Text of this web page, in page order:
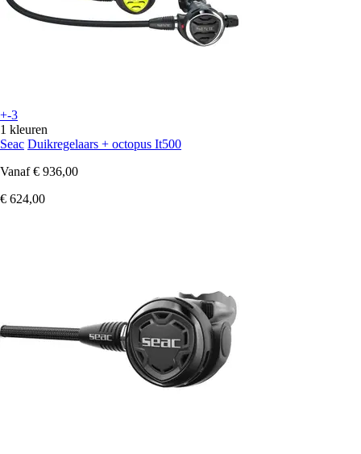
+-3
1 kleuren
Seac Duikregelaars + octopus It500
Vanaf € 936,00
€ 624,00